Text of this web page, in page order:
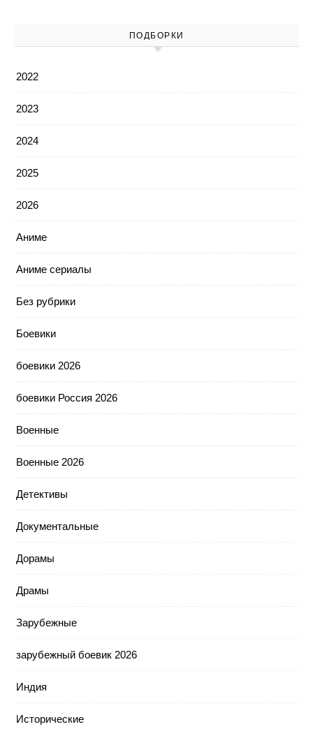
ПОДБОРКИ
2022
2023
2024
2025
2026
Аниме
Аниме сериалы
Без рубрики
Боевики
боевики 2026
боевики Россия 2026
Военные
Военные 2026
Детективы
Документальные
Дорамы
Драмы
Зарубежные
зарубежный боевик 2026
Индия
Исторические